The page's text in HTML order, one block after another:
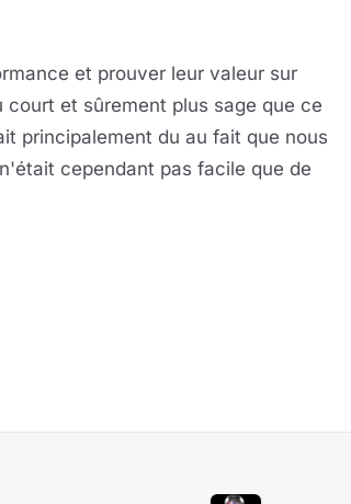
et prouver leur valeur sur
et sûrement plus sage que ce
principalement du au fait que nous
cependant pas facile que de